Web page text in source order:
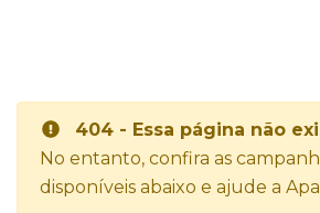
404 - Essa página não
No entanto, confira as
disponíveis abaixo e ajude a